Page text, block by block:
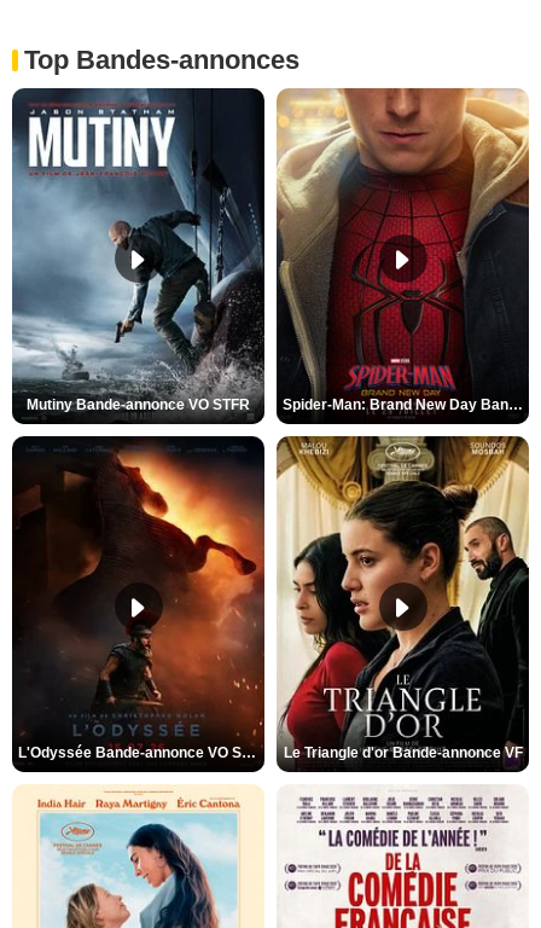
Top Bandes-annonces
Mutiny Bande-annonce VO STFR Spider-Man: Brand New Day Bande-annonce VO STFR
L'Odyssée Bande-annonce VO STFR Le Triangle d'or Bande-annonce VF